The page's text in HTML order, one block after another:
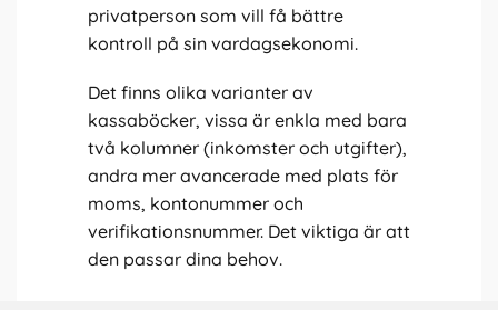
privatperson som vill få bättre
kontroll på sin vardagsekonomi.
Det finns olika varianter av
kassaböcker, vissa är enkla med bara
två kolumner (inkomster och utgifter),
andra mer avancerade med plats för
moms, kontonummer och
verifikationsnummer. Det viktiga är att
den passar dina behov.